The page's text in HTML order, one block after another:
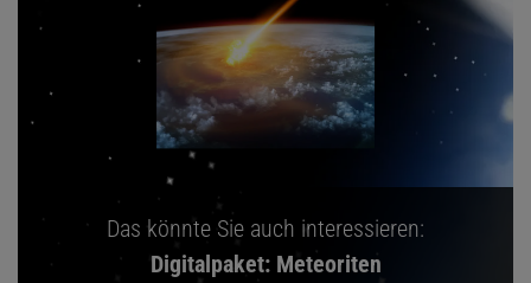
Das könnte Sie auch interessieren:
Digitalpaket: Meteoriten